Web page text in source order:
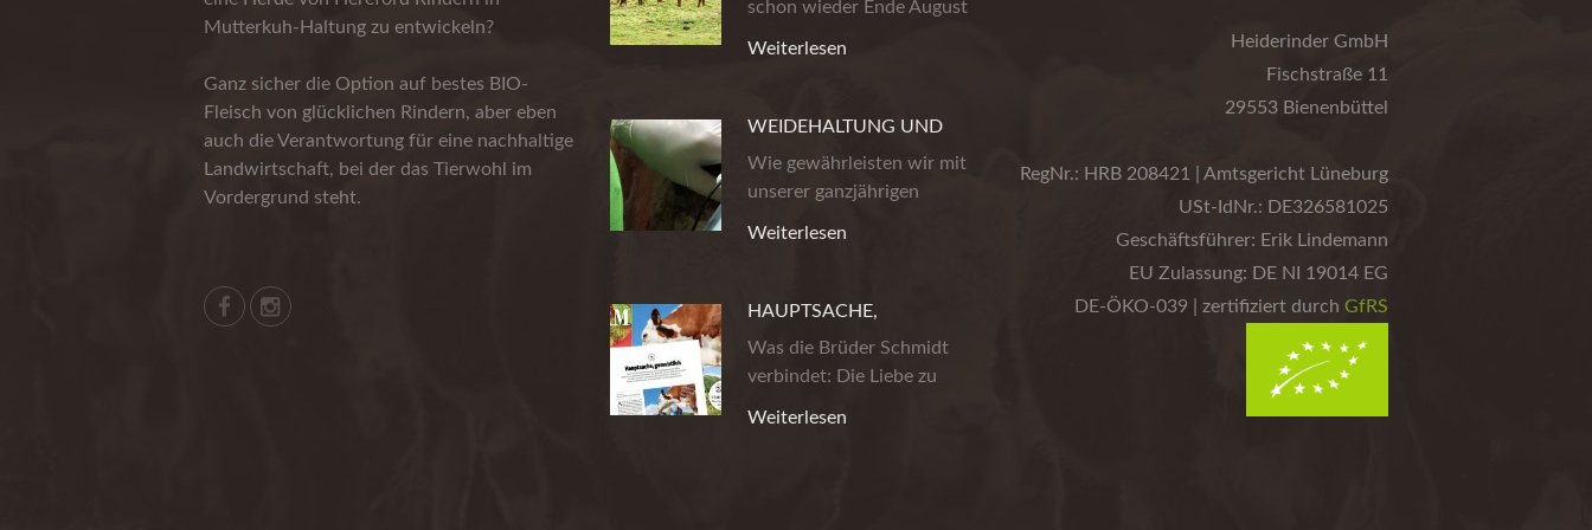
Mutterkuh-Haltung zu entwickeln?
Ganz sicher die Option auf bestes BIO-
Fleisch von glücklichen Rindern, aber eben
auch die Verantwortung für eine nachhaltige
Landwirtschaft, bei der das Tierwohl im
Vordergrund steht.
schon wieder Ende August
Weiterlesen
WEIDEHALTUNG UND
PRODUKTSICHERHEIT
Wie gewährleisten wir mit
unserer ganzjährigen
Weiterlesen
HAUPTSACHE,
GEMUHTLICH!
Was die Brüder Schmidt
verbindet: Die Liebe zu
Weiterlesen
Heiderinder GmbH
Fischstraße 11
29553 Bienenbüttel
RegNr.: HRB 208421 | Amtsgericht Lüneburg
USt-IdNr.: DE326581025
Geschäftsführer: Erik Lindemann
EU Zulassung: DE NI 19014 EG
DE-ÖKO-039 | zertifiziert durch GfRS